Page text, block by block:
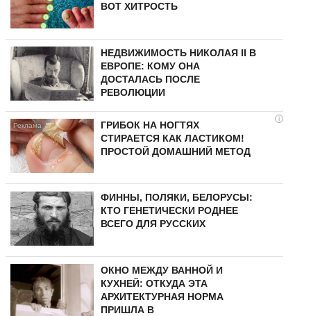
ВОТ ХИТРОСТЬ
НЕДВИЖИМОСТЬ НИКОЛАЯ II В
ЕВРОПЕ: КОМУ ОНА
ДОСТАЛАСЬ ПОСЛЕ
РЕВОЛЮЦИИ
i
ГРИБОК НА НОГТЯХ
СТИРАЕТСЯ КАК ЛАСТИКОМ!
ПРОСТОЙ ДОМАШНИЙ МЕТОД
ФИННЫ, ПОЛЯКИ, БЕЛОРУСЫ:
КТО ГЕНЕТИЧЕСКИ РОДНЕЕ
ВСЕГО ДЛЯ РУССКИХ
ОКНО МЕЖДУ ВАННОЙ И
КУХНЕЙ: ОТКУДА ЭТА
АРХИТЕКТУРНАЯ НОРМА
ПРИШЛА В